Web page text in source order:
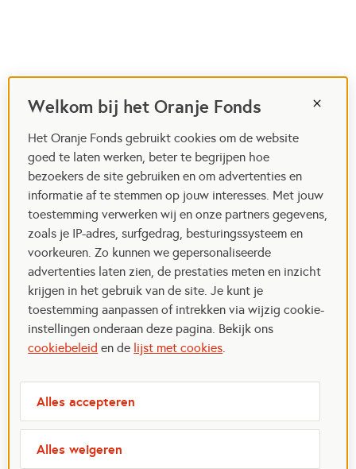
Welkom bij het Oranje Fonds
Het Oranje Fonds gebruikt cookies om de website
goed te laten werken, beter te begrijpen hoe
bezoekers de site gebruiken en om advertenties en
informatie af te stemmen op jouw interesses. Met jouw
toestemming verwerken wij en onze partners gegevens,
zoals je IP-adres, surfgedrag, besturingssysteem en
voorkeuren. Zo kunnen we gepersonaliseerde
advertenties laten zien, de prestaties meten en inzicht
krijgen in het gebruik van de site. Je kunt je
toestemming aanpassen of intrekken via wijzig cookie-
instellingen onderaan deze pagina. Bekijk ons
cookiebeleid en de lijst met cookies.
Alles accepteren
Alles weigeren